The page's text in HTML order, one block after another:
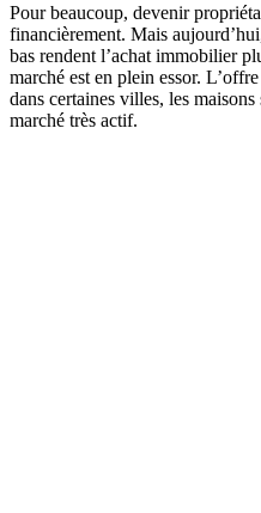
Pour beaucoup, devenir
financièrement. Mais
bas rendent l’achat immobilier
marché est en plein essor.
dans certaines villes, les
marché très actif.